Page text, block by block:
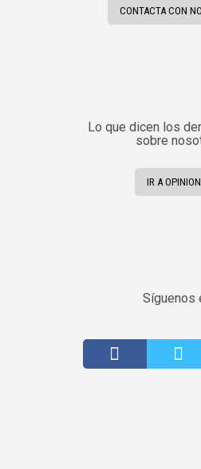
CONTACTA CON
Lo que dicen los
sobre
IR A
Síguenos